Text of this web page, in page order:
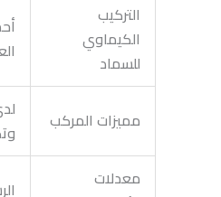
التركيب
الكيماوي
للسماد
العضوية
مميزات المركب
معدلات
الرش